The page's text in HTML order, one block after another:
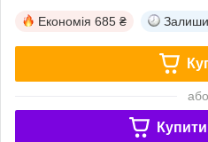
Економія 685 ₴
або